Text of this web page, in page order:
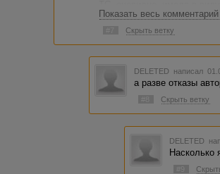
автора". Так вот здесь, и
и не меняется: ни КПД, ни
отказы влияют на
значение при расчете мест
на рейтинг. Пишите
Показать весь комментарий
Скрыть ветку
DELETED написал
а разве отказы
Скрыть ветку
DELETED
Насколько